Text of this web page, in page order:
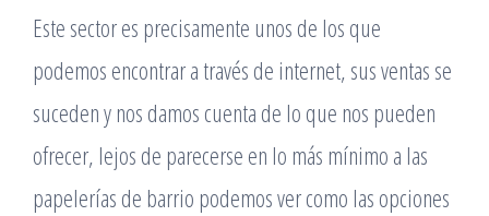
Este sector es precisamente unos de los que
podemos encontrar a través de internet, sus ventas se
suceden y nos damos cuenta de lo que nos pueden
ofrecer, lejos de parecerse en lo más mínimo a las
papelerías de barrio podemos ver como las opciones